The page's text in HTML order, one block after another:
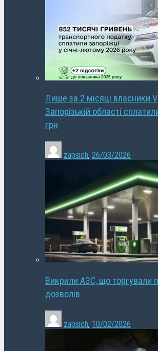
Лише за 2 місяці власники
Запорізькій області
грн
zapsich, 26/03/2026
Викрили АЗС, що торгували
дозволів
zapsich, 10/02/2026